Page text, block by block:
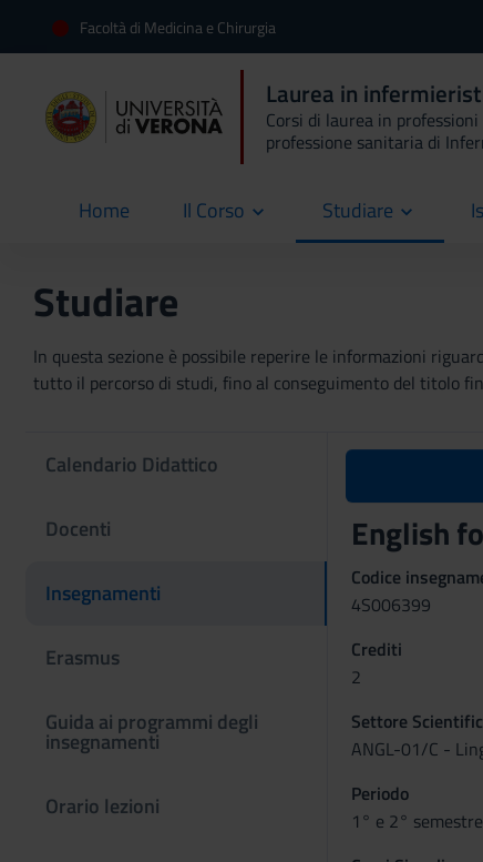
Facoltà di Medicina e Chirurgia
Laurea in
Corsi di laurea in
professione sanitaria di
Home
current Il Corso Studiare
Studiare
In questa sezione è possibile reperire le informazioni
tutto il percorso di studi, fino al conseguimento del titolo
Calendario Didattico
Docenti
Insegnamenti
Erasmus
Guida ai programmi degli
insegnamenti
Orario lezioni
English
Codice
4S006399
Crediti
2
Settore
ANGL-01/C -
Periodo
1° e 2°